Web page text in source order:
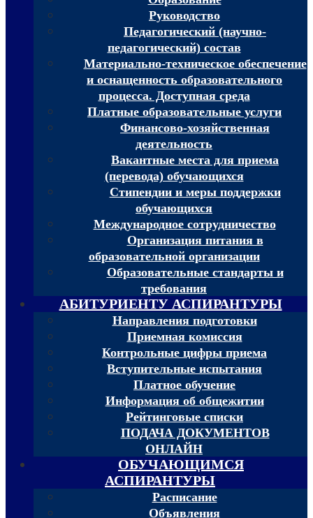
Руководство
Педагогический (научно-
педагогический) состав
Материально-техническое обеспечение
и оснащенность образовательного
процесса. Доступная среда
Платные образовательные услуги
Финансово-хозяйственная
деятельность
Вакантные места для приема
(перевода) обучающихся
Стипендии и меры поддержки
обучающихся
Международное сотрудничество
Организация питания в
образовательной организации
Образовательные стандарты и
требования
АБИТУРИЕНТУ АСПИРАНТУРЫ
Направления подготовки
Приемная комиссия
Контрольные цифры приема
Вступительные испытания
Платное обучение
Информация об общежитии
Рейтинговые списки
ПОДАЧА ДОКУМЕНТОВ
ОНЛАЙН
ОБУЧАЮЩИМСЯ
АСПИРАНТУРЫ
Расписание
Объявления